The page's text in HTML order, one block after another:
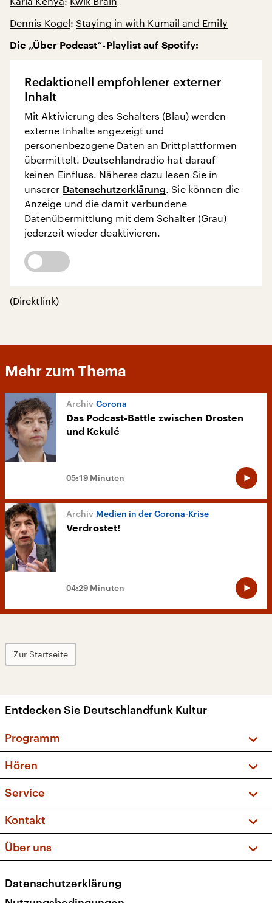
Dennis Kogel: Staying in with Kumail and Emily
Die „Über Podcast“-Playlist auf Spotify:
Redaktionell empfohlener externer
Inhalt
Mit Aktivierung des Schalters (Blau) werden
externe Inhalte angezeigt und
personenbezogene Daten an Drittplattformen
übermittelt. Deutschlandradio hat darauf
keinen Einfluss. Näheres dazu lesen Sie in
unserer Datenschutzerklärung. Sie können die
Anzeige und die damit verbundene
Datenübermittlung mit dem Schalter (Grau)
jederzeit wieder deaktivieren.
(Direktlink)
Mehr zum Thema
Corona
Das Podcast-Battle zwischen Drosten
und Kekulé
05:19 Minuten
Medien in der Corona-Krise
Verdrostet!
04:29 Minuten
Zur Startseite
Entdecken Sie Deutschlandfunk Kultur
Programm
Sendungen und Podcasts
Musikliste
Kakadu – Das Kinderprogramm
Hören
Frequenzen (UKW + DAB+)
Service
FAQ
Apps
Newsletter
Veranstaltungen
Kontakt
Social Media
Über uns
Presse
Datenschutzerklärung